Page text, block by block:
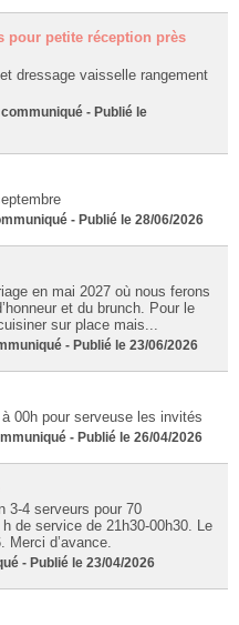
pour petite réception près
dressage vaisselle rangement
- Publié le
- Publié le 28/06/2026
en mai 2027 où nous ferons
et du brunch. Pour le
sur place mais...
- Publié le 23/06/2026
00h pour serveuse les invités
- Publié le 26/04/2026
3-4 serveurs pour 70
de service de 21h30-00h30. Le
Merci d’avance.
- Publié le 23/04/2026